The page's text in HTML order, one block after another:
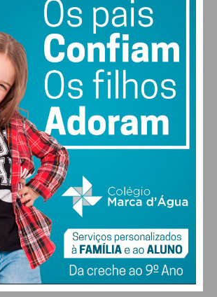
SÁB
27°
DOM
29
SEG
DE SERVIÇO EM PAÇOS DE